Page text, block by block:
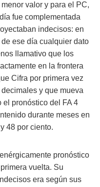
valor y para el PC,
fue complementada
indecisos: en
ese día cualquier dato
llamativo que los
en la frontera
Cifra por primera vez
y que mueva
pronóstico del FA 4
durante meses en
48 por ciento.
pronóstico
vuelta. Su
era según sus